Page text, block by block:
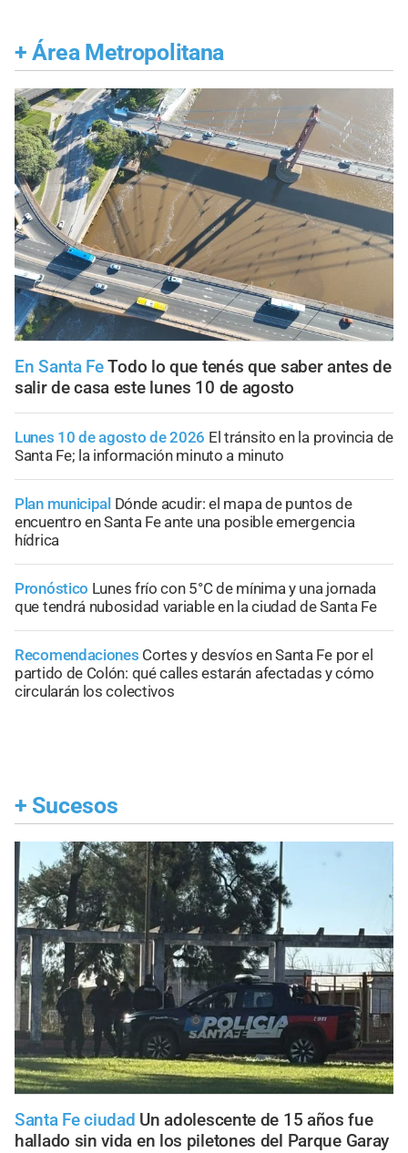
+ Área Metropolitana
En Santa FeTodo lo que tenés que saber antes de
salir de casa este lunes 10 de agosto
Lunes 10 de agosto de 2026 El tránsito en la provincia de
Santa Fe; la información minuto a minuto
Plan municipal Dónde acudir: el mapa de puntos de
encuentro en Santa Fe ante una posible emergencia
hídrica
Pronóstico Lunes frío con 5°C de mínima y una jornada
que tendrá nubosidad variable en la ciudad de Santa Fe
Recomendaciones Cortes y desvíos en Santa Fe por el
partido de Colón: qué calles estarán afectadas y cómo
circularán los colectivos
+ Sucesos
Santa Fe ciudad Un adolescente de 15 años fue
hallado sin vida en los piletones del Parque Garay